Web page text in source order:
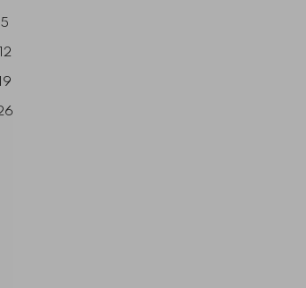
5
12
19